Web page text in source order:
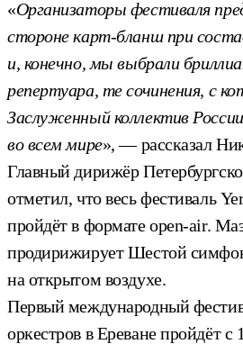
«Организаторы фестиваля
стороне карт-бланш при
и, конечно, мы выбрали
репертуара, те сочинения, с
Заслуженный коллектив
во всем мире», — рассказал
Главный дирижёр
отметил, что весь фестиваль
пройдёт в формате open-air.
продирижирует Шестой
на открытом воздухе.
Первый международный
оркестров в Ереване пройдёт с